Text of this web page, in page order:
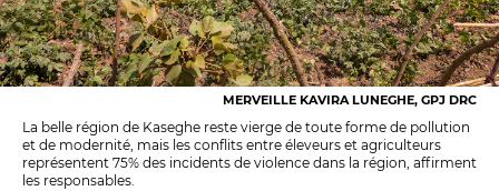
MERVEILLE KAVIRA LUNEGHE, GPJ DRC
La belle région de Kaseghe reste vierge de toute forme de pollution
et de modernité, mais les conflits entre éleveurs et agriculteurs
représentent 75% des incidents de violence dans la région, affirment
les responsables.